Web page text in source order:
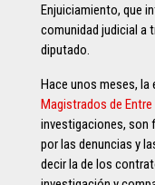
Enjuiciamiento, que
comunidad judicial a
diputado.
Hace unos meses,
Magistrados de Entre
investigaciones, son
por las denuncias y
decir la de los